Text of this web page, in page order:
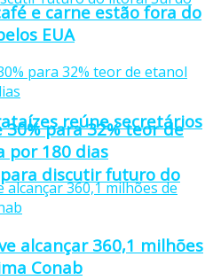
reúne secretários
discutir futuro do
e carne estão fora do
EUA
30% para 32% teor de
por 180 dias
alcançar 360,1 milhões
Conab